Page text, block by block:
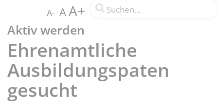
A- AA+
Aktiv werden
Ehrenamtliche
Ausbildungspaten
gesucht